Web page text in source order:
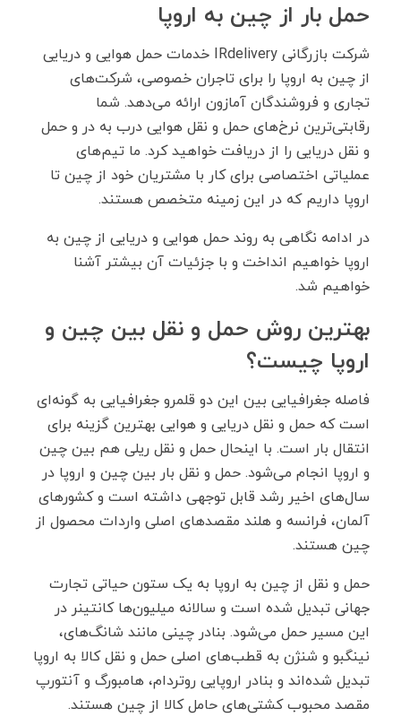
حمل بار از چین به اروپا
شرکت بازرگانی IRdelivery خدمات حمل هوایی و دریایی
از چین به اروپا را برای تاجران خصوصی، شرکت‌های
تجاری و فروشندگان آمازون ارائه می‌دهد. شما
رقابتی‌ترین نرخ‌های حمل و نقل هوایی درب به در و حمل
و نقل دریایی را از دریافت خواهید کرد. ما تیم‌های
عملیاتی اختصاصی برای کار با مشتریان خود از چین تا
اروپا داریم که در این زمینه متخصص هستند.
در ادامه نگاهی به روند حمل هوایی و دریایی از چین به
اروپا خواهیم انداخت و با جزئیات آن بیشتر آشنا
خواهیم شد.
بهترین روش حمل و نقل بین چین و
اروپا چیست؟
فاصله جغرافیایی بین این دو قلمرو جغرافیایی به گونه‌ای
است که حمل و نقل دریایی و هوایی بهترین گزینه برای
انتقال بار است. با اینحال حمل و نقل ریلی هم بین چین
و اروپا انجام می‌شود. حمل و نقل بار بین چین و اروپا در
سال‌های اخیر رشد قابل توجهی داشته است و کشور‌های
آلمان، فرانسه و هلند مقصدهای اصلی واردات محصول از
چین هستند.
حمل و نقل از چین به اروپا به یک ستون حیاتی تجارت
جهانی تبدیل شده است و سالانه میلیون‌ها کانتینر در
این مسیر حمل می‌شود. بنادر چینی مانند شانگ‌های،
نینگبو و شنژن به قطب‌های اصلی حمل و نقل کالا به اروپا
تبدیل شده‌اند و بنادر اروپایی روتردام، هامبورگ و آنتورپ
مقصد محبوب کشتی‌های حامل کالا از چین هستند.